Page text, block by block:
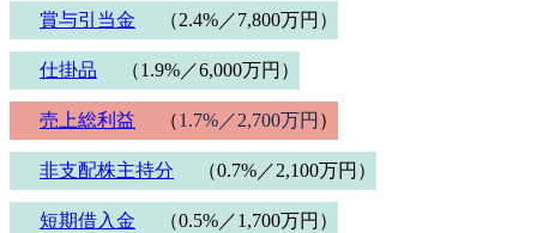
賞与引当金 （2.4%／7,800万円）
仕掛品 （1.9%／6,000万円）
売上総利益 （1.7%／2,700万円 ）
非支配株主持分 （0.7%／2,100万円）
短期借入金 （0.5%／1,700万円）